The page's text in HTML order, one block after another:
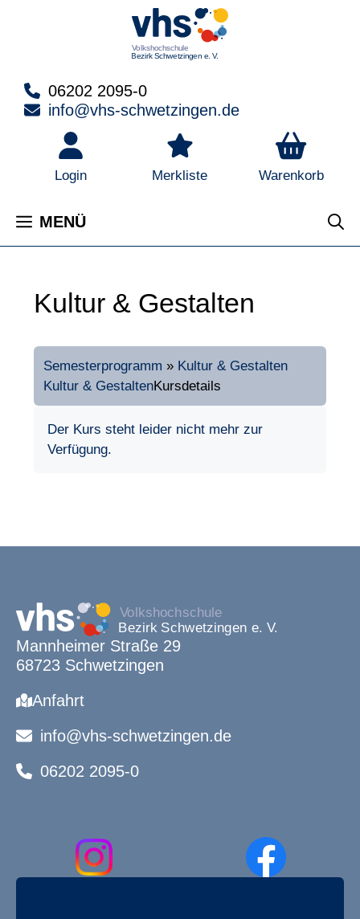
06202 2095-0
info@vhs-schwetzingen.de
Login Merkliste Warenkorb
MENÜ
Kultur & Gestalten
Semesterprogramm » Kultur & Gestalten
Kultur & GestaltenKursdetails
Der Kurs steht leider nicht mehr zur
Verfügung.
Mannheimer Straße 29
68723 Schwetzingen
Anfahrt
info@vhs-schwetzingen.de
06202 2095-0